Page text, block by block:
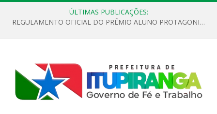
ÚLTIMAS PUBLICAÇÕES:
REGULAMENTO OFICIAL DO PRÊMIO ALUNO PROTAGONISTA – EDIÇÃO 2026